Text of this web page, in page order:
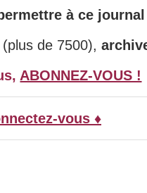
à ce
(plus de 7500),
ABONNEZ-VOUS !
vous ♦